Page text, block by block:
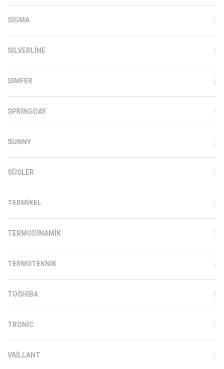
SIGMA
SILVERLINE
SIMFER
SPRINGDAY
SUNNY
SÜSLER
TERMIKEL
TERMODINAMIK
TERMOTEKNIK
TOSHIBA
TRONIC
VAILLANT